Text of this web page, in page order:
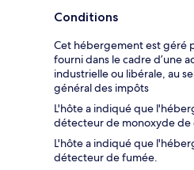
Conditions
Cet hébergement est géré
fourni dans le cadre d’une
industrielle ou libérale, au
général des impôts
L'hôte a indiqué que
détecteur de monoxyde de
L'hôte a indiqué que
détecteur de fumée.